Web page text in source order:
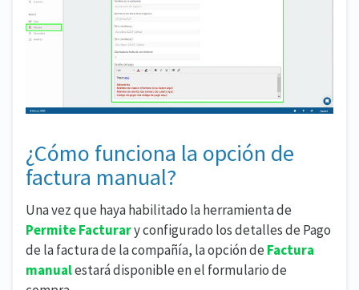
¿Cómo funciona la opción de
factura manual?
Una vez que haya habilitado la herramienta de
Permite Facturary configurado los detalles de Pago
de la factura de la compañía, la opción de Factura
manualestará disponible en el formulario de